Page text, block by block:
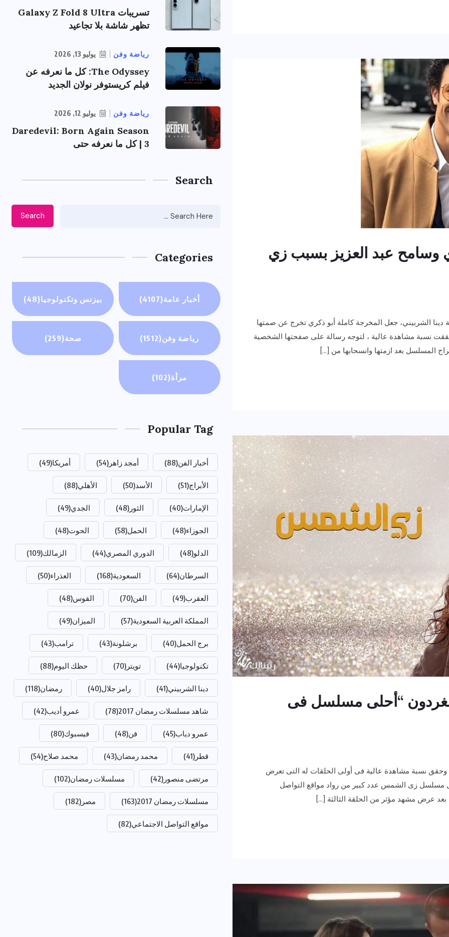
وسامح عبد العزيز بسبب زي
الشربيني، جعل المخرجة كاملة أبو ذكري تخرج عن صمتها
نسبة مشاهدة عالية ، لتوجه رسالة على صفحتها الشخصية
المسلسل بعد ازمتها وانسحابها من […]
“أحلى مسلسل فى
نسبة مشاهدة عالية فى أولى الحلقات له التى تعرض
مسلسل زى الشمس عدد كبير من رواد مواقع التواصل
عرض مشهد مؤثر من الحلقة الثالثة […]
تسريبات Galaxy Z Fold 8 Ultra
تظهر شاشة بلا تجاعيد
رياضة وفن يوليو 13, 2026
The Odyssey: كل ما نعرفه عن
فيلم كريستوفر نولان الجديد
رياضة وفن يوليو 12, 2026
Daredevil: Born Again Season
3 | كل ما نعرفه حتى
Search
Search
Categories
أخبار عامة(4107) بيزنس وتكنولوجيا(48)
رياضة وفن(1512) صحة(259)
مرأة(102)
Popular Tag
أخبار الفن(88) أمجد زاهر (54) أمريكا(49)
الأبراج(51) الأسد(50) الأهلي(88)
الإمارات(40) الثور (48) الجدي(49)
الجوزاء(48) الحمل(58) الحوت(48)
الدلو(48) الدوري المصري(44) الزمالك(109)
السرطان(64) السعودية(168) العذراء(50)
العقرب(49) الفن(70) القوس(48)
المملكة العربية السعودية(57) الميزان(49)
برج الحمل(40) برشلونة(43) ترامب(43)
تكنولوجيا(44) تويتر (70) حظك اليوم(88)
دينا الشربيني(41) رامز جلال(40) رمضان(118)
شاهد مسلسلات رمضان 2017 (78) عمرو أديب(42)
عمرو دياب(45) فن(48) فيسبوك(80)
قطر (41) محمد رمضان(43) محمد صلاح(54)
مرتضى منصور (42) مسلسلات رمضان(102)
مسلسلات رمضان 2017 (163) مصر (182)
مواقع التواصل الاجتماعي(82)